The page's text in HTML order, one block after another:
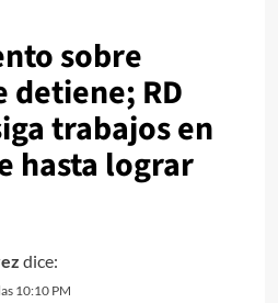
sobre
detiene; RD
trabajos en
hasta lograr
dice:
10:10 PM